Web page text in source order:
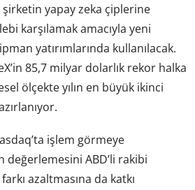
şirketin yapay zeka çiplerine
karşılamak amacıyla yeni
yatırımlarında kullanılacak.
85,7 milyar dolarlık rekor halka
ölçekte yılın en büyük ikinci
işlem görmeye
değerlemesini ABD’li rakibi
azaltmasına da katkı